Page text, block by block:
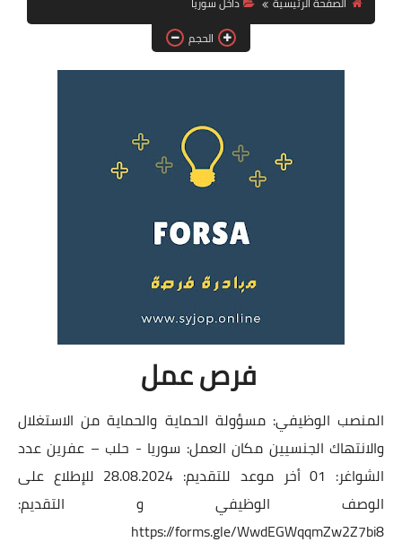
فرص عمل في العراق
فرص عمل في اليمن
دورات تدريبية
الحجم
فرص عمل
المنصب الوظيفي: مسؤولة الحماية والحماية من الاستغلال
والانتهاك الجنسيين مكان العمل: سوريا - حلب – عفرين عدد
الشواغر: 01 أخر موعد للتقديم: 28.08.2024 للإطلاع على
الوصف الوظيفي و التقديم:
https://forms.gle/WwdEGWqqmZw2Z7bi8